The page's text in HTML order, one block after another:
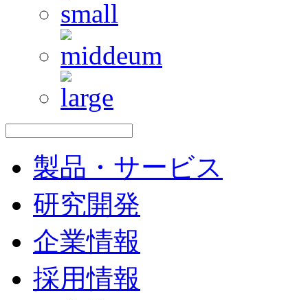
製品・サービス
研究開発
企業情報
採用情報